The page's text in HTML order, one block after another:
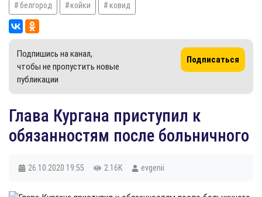
белгород койки ковид
Подпишись на канал,
чтобы не пропустить новые
публикации
Подписаться
Глава Кургана приступил к
обязанностям после больничного
26.10.2020 19:55 2.16K evgenii